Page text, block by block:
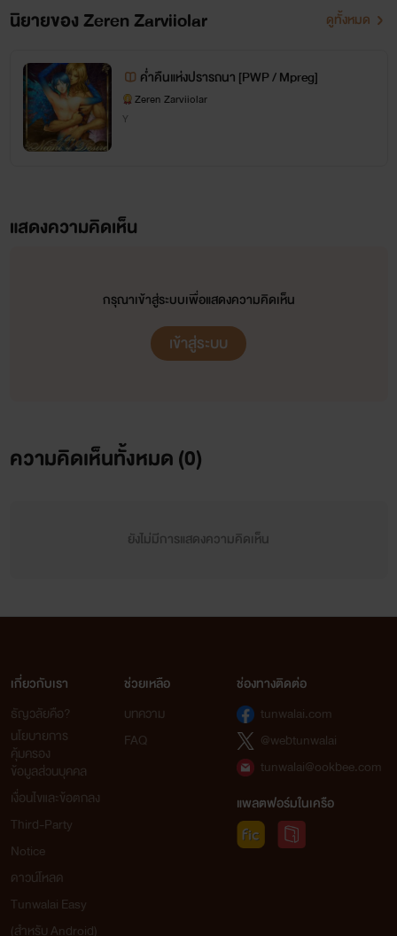
ออนไลน์ซะเลยดีกว่า ไหนๆ ก็จะมีชีวิตอยู่ได้อีกไม่นานแล้วอ่ะนะ ถ้าไม่โพสต์ตอนนี้มันก็คงตายไป
ดีใจมากเลยล่ะค่ะ
ไม่รู้จะเขียนอะไรแล้ว เป็นคนเขียนอะไรไม่ค่อยเก่ง แต่ว่าเรามีความสามารถด้านการเขียนก็เลยเป็น
นิยายของ Zeren Zarviiolar ดูทั้งหมด
ค่ำคืนแห่งปรารถนา [PWP / Mpreg]
Zeren Zarviiolar
Y
แสดงความคิดเห็น
กรุณาเข้าสู่ระบบเพื่อแสดงความคิดเห็น
เข้าสู่ระบบ
ความคิดเห็นทั้งหมด (0)
ยังไม่มีการแสดงความคิดเห็น
เกี่ยวกับเรา
ธัญวลัยคือ?
นโยบายการ
คุ้มครอง
ข้อมูลส่วนบุคคล
เงื่อนไขและข้อตกลง
Third-Party
Notice
ดาวน์โหลด
Tunwalai Easy
(สำหรับ Android)
ช่วยเหลือ
บทความ
FAQ
ช่องทางติดต่อ
tunwalai.com
@webtunwalai
tunwalai@ookbee.com
แพลตฟอร์มในเครือ